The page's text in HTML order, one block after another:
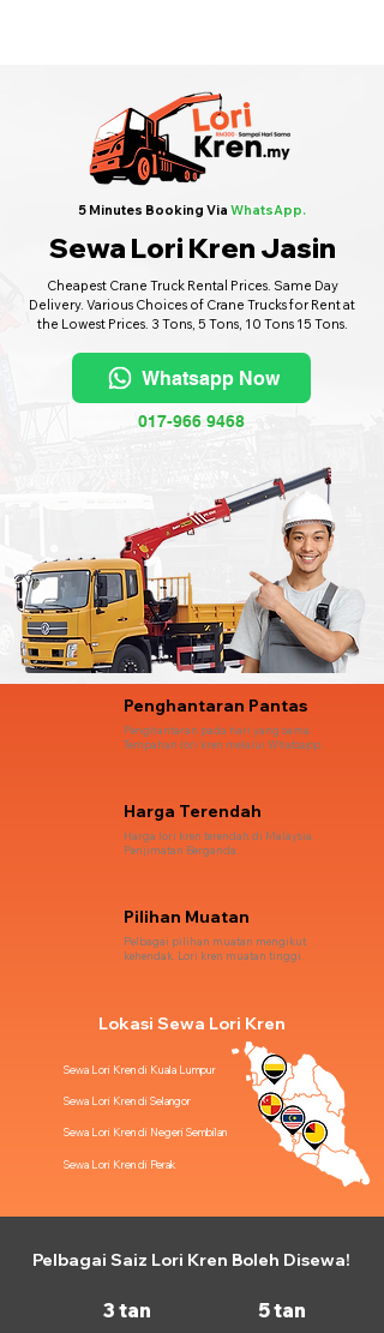
5 Minutes Booking Via WhatsApp.
Sewa Lori Kren Jasin
Cheapest Crane Truck Rental Prices. Same Day
Delivery. Various Choices of Crane Trucks for Rent at
the Lowest Prices. 3 Tons, 5 Tons, 10 Tons 15 Tons.
Whatsapp Now
017-966 9468
Penghantaran Pantas
Penghantaran pada hari yang sama.
Tempahan lori kren melalui Whatsapp.
Harga Terendah
Harga lori kren terendah di Malaysia.
Penjimatan Berganda.
Pilihan Muatan
Pelbagai pilihan muatan mengikut
kehendak. Lori kren muatan tinggi.
Lokasi Sewa Lori Kren
Sewa Lori Kren di Kuala Lumpur
Sewa Lori Kren di Selangor
Sewa Lori Kren di Negeri Sembilan
Sewa Lori Kren di Perak
Pelbagai Saiz Lori Kren Boleh Disewa!
3 tan 5 tan